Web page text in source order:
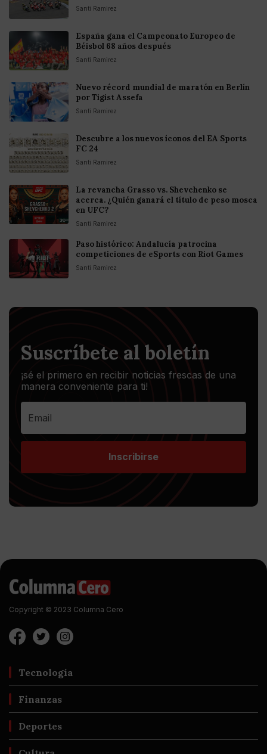
Santi Ramirez
España gana el Campeonato Europeo de
Béisbol 68 años después
Santi Ramirez
Nuevo récord mundial de maratón en Berlín
por Tigist Assefa
Santi Ramirez
Descubre a los nuevos íconos del EA Sports
FC 24
Santi Ramirez
La revancha Grasso vs. Shevchenko se
acerca. ¿Quién ganará el título de peso mosca
en UFC?
Santi Ramirez
Paso histórico: Andalucía patrocina
competiciones de eSports con Riot Games
Santi Ramirez
Suscríbete al boletín
¡sé el primero en recibir noticias frescas de una
manera conveniente para ti!
Inscribirse
Copyright © 2023 Columna Cero
Tecnología
Finanzas
Deportes